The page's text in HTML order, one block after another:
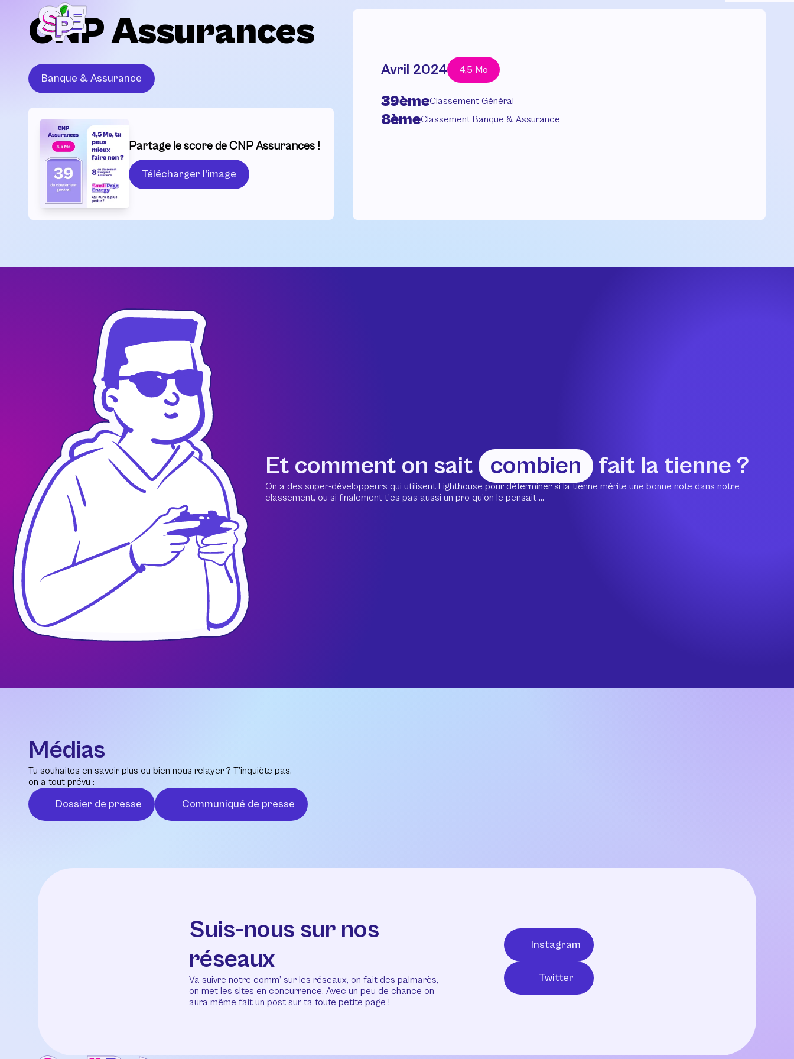
CNP Assurances
Banque & Assurance
Partage le score de CNP Assurances !
Télécharger l'image
Avril 2024 4,5 Mo
39èmeClassement Général
8èmeClassement Banque & Assurance
Et comment on sait combien fait la tienne ?
On a des super-développeurs qui utilisent Lighthouse pour déterminer si la tienne mérite une bonne note dans notre
classement, ou si finalement t’es pas aussi un pro qu’on le pensait ...
Médias
Tu souhaites en savoir plus ou bien nous relayer ? T’inquiète pas,
on a tout prévu :
Dossier de presse Communiqué de presse
Suis-nous sur nos
réseaux
Va suivre notre comm’ sur les réseaux, on fait des palmarès,
on met les sites en concurrence. Avec un peu de chance on
aura même fait un post sur ta toute petite page !
Instagram
Twitter